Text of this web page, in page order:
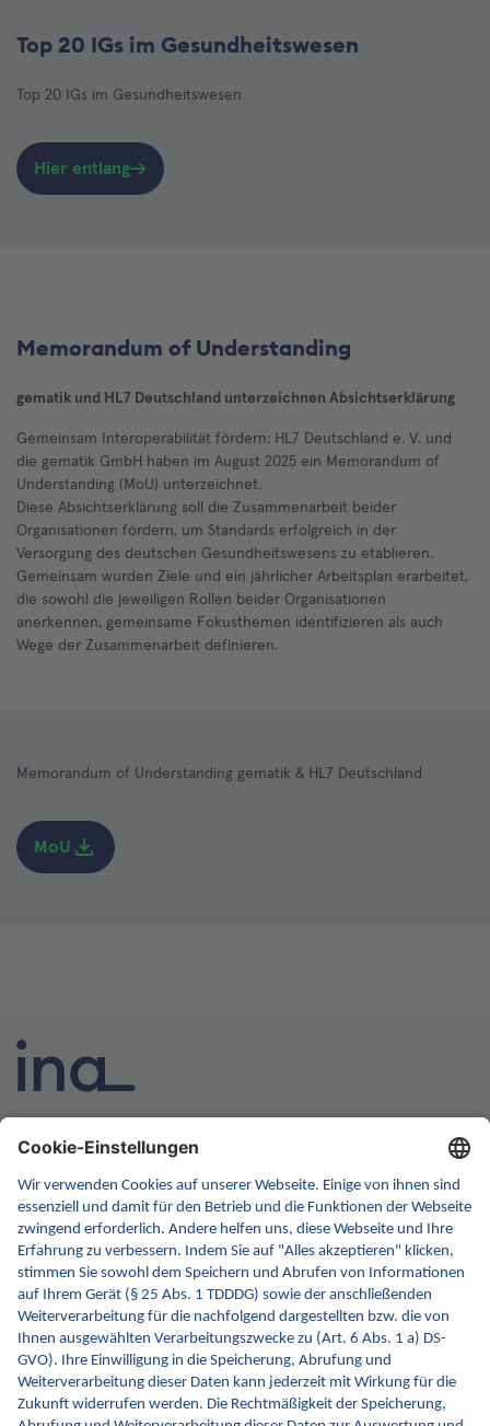
Top 20 IGs im Gesundheitswesen
Top 20 IGs im Gesundheitswesen
Hier entlang
Memorandum of Understanding
gematik und HL7 Deutschland unterzeichnen Absichtserklärung
Gemeinsam Interoperabilität fördern: HL7 Deutschland e. V. und
die gematik GmbH haben im August 2025 ein Memorandum of
Understanding (MoU) unterzeichnet.
Diese Absichtserklärung soll die Zusammenarbeit beider
Organisationen fördern, um Standards erfolgreich in der
Versorgung des deutschen Gesundheitswesens zu etablieren.
Gemeinsam wurden Ziele und ein jährlicher Arbeitsplan erarbeitet,
die sowohl die jeweiligen Rollen beider Organisationen
anerkennen, gemeinsame Fokusthemen identifizieren als auch
Wege der Zusammenarbeit definieren.
Memorandum of Understanding gematik & HL7 Deutschland
MoU
INA ist die nationale Wissensplattform für Interoperabilität.
Gesundheitswesen werden. Dafür erweitern wir
Kontaktformular
gematik GmbH